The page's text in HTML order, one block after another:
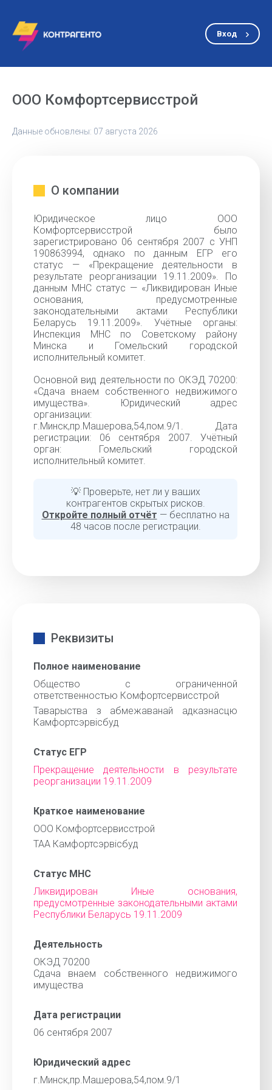
Вход
ООО Комфортсервисстрой
Данные обновлены: 07 августа 2026
О компании
Юридическое лицо ООО
Комфортсервисстрой было
зарегистрировано 06 сентября 2007 с УНП
190863994, однако по данным ЕГР его
статус — «Прекращение деятельности в
результате реорганизации 19.11.2009». По
данным МНС статус — «Ликвидирован Иные
основания, предусмотренные
законодательными актами Республики
Беларусь 19.11.2009». Учётные органы:
Инспекция МНС по Советскому району
Минска и Гомельский городской
исполнительный комитет.
Основной вид деятельности по ОКЭД 70200:
«Сдача внаем собственного недвижимого
имущества». Юридический адрес
организации:
г.Минск,пр.Машерова,54,пом.9/1. Дата
регистрации: 06 сентября 2007. Учётный
орган: Гомельский городской
исполнительный комитет.
💡 Проверьте, нет ли у ваших
контрагентов скрытых рисков.
Откройте полный отчёт — бесплатно на
48 часов после регистрации.
Реквизиты
Полное наименование
Общество с ограниченной
ответственностью Комфортсервисстрой
Таварыства з абмежаванай адказнасцю
Камфортсэрвiсбуд
Статус ЕГР
Прекращение деятельности в результате
реорганизации 19.11.2009
Краткое наименование
ООО Комфортсервисстрой
ТАА Камфортсэрвiсбуд
Статус МНС
Ликвидирован Иные основания,
предусмотренные законодательными актами
Республики Беларусь 19.11.2009
Деятельность
ОКЭД 70200
Сдача внаем собственного недвижимого
имущества
Дата регистрации
06 сентября 2007
Юридический адрес
г.Минск,пр.Машерова,54,пом.9/1